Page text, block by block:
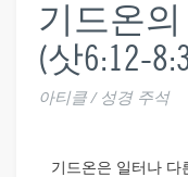
기드온
(삿6:12-
아티클 / 성경 주석
기드온은 일터나 다